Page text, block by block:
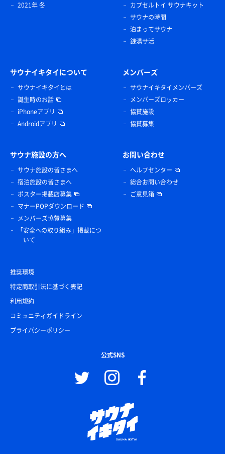
2021年 冬
カプセルトイ サウナキット
サウナの時間
泊まってサウナ
銭湯サ活
サウナイキタイについて
サウナイキタイとは
誕生時のお話
iPhoneアプリ
Androidアプリ
メンバーズ
サウナイキタイメンバーズ
メンバーズロッカー
協賛施設
協賛募集
サウナ施設の方へ
サウナ施設の皆さまへ
宿泊施設の皆さまへ
ポスター掲載店募集
マナーPOPダウンロード
メンバーズ協賛募集
「安全への取り組み」掲載につ
いて
お問い合わせ
ヘルプセンター
総合お問い合わせ
ご意見箱
推奨環境
特定商取引法に基づく表記
利用規約
コミュニティガイドライン
プライバシーポリシー
公式SNS